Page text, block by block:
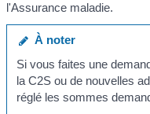
l'Assurance maladie.
À noter
Si vous faites une
la C2S ou de nouvelles
réglé les sommes